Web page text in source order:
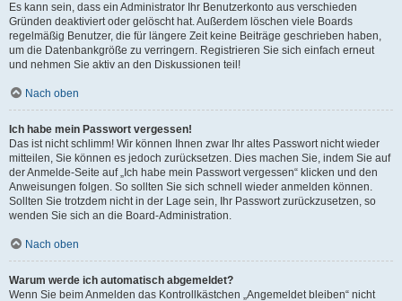
Es kann sein, dass ein Administrator Ihr Benutzerkonto aus verschieden
Gründen deaktiviert oder gelöscht hat. Außerdem löschen viele Boards
regelmäßig Benutzer, die für längere Zeit keine Beiträge geschrieben haben,
um die Datenbankgröße zu verringern. Registrieren Sie sich einfach erneut
und nehmen Sie aktiv an den Diskussionen teil!
Nach oben
Ich habe mein Passwort vergessen!
Das ist nicht schlimm! Wir können Ihnen zwar Ihr altes Passwort nicht wieder
mitteilen, Sie können es jedoch zurücksetzen. Dies machen Sie, indem Sie auf
der Anmelde-Seite auf „Ich habe mein Passwort vergessen“ klicken und den
Anweisungen folgen. So sollten Sie sich schnell wieder anmelden können.
Sollten Sie trotzdem nicht in der Lage sein, Ihr Passwort zurückzusetzen, so
wenden Sie sich an die Board-Administration.
Nach oben
Warum werde ich automatisch abgemeldet?
Wenn Sie beim Anmelden das Kontrollkästchen „Angemeldet bleiben“ nicht